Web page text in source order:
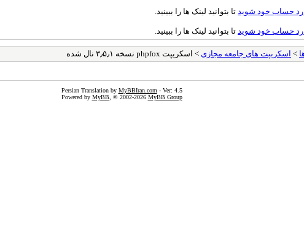
حساب خود شوید تا بتوانید لینک ها را ببینید.
حساب خود شوید تا بتوانید لینک ها را ببینید.
> اسکریپت های جامعه مجازی > اسکریپت phpfox نسخه ۳٫۵٫۱ نال شده
Persian Translation by MyBBIran.com - Ver: 4.5
Powered by MyBB, © 2002-2026 MyBB Group